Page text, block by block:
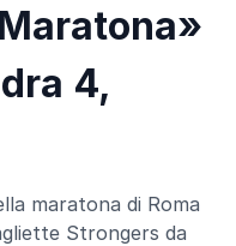
4,
maratona di Roma
Strongers da